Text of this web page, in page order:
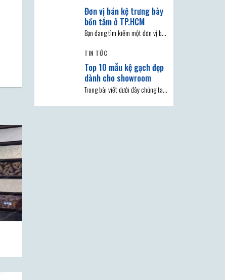
Đơn vị bán kệ trưng bày
bồn tắm ở TP.HCM
Bạn đang tìm kiếm một đơn vị bán
TIN TỨC
Top 10 mẫu kệ gạch đẹp
dành cho showroom
Trong bài viết dưới đây chúng ta